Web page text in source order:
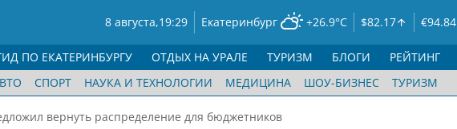
8 августа,19:29 Екатеринбург +26.9°C $82.17 €94.84
СПОРТ НАУКА И ТЕХНОЛОГИИ МЕДИЦИНА ШОУ-БИЗНЕС ТУРИЗМ
ПО ЕКАТЕРИНБУРГУ ОТДЫХ НА УРАЛЕ ТУРИЗМ БЛОГИ РЕЙТИНГ
вернуть распределение для бюджетников